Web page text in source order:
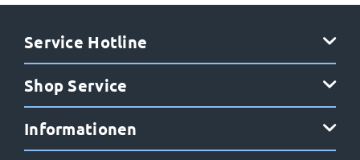
Service Hotline
Shop Service
Informationen